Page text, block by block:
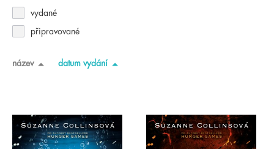
vydané
připravované
název datum vydání